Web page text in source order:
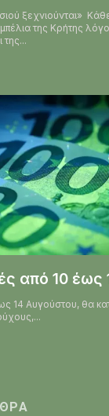
Κάθε χρόνο
της Κρήτης
της...
από 10 έως
14 Αυγούστου, θα